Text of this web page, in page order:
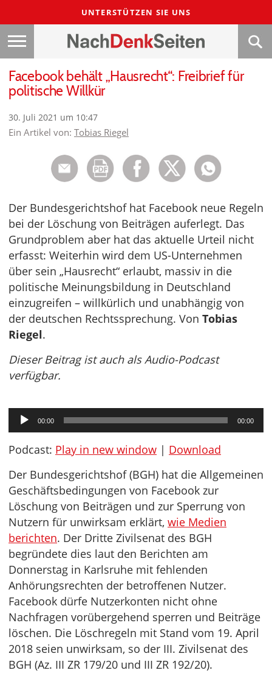
UNTERSTÜTZEN SIE UNS
Facebook behält „Hausrecht“: Freibrief für
politische Willkür
30. Juli 2021 um 10:47
Ein Artikel von: Tobias Riegel
Der Bundesgerichtshof hat Facebook neue Regeln
bei der Löschung von Beiträgen auferlegt. Das
Grundproblem aber hat das aktuelle Urteil nicht
erfasst: Weiterhin wird dem US-Unternehmen
über sein „Hausrecht“ erlaubt, massiv in die
politische Meinungsbildung in Deutschland
einzugreifen – willkürlich und unabhängig von
der deutschen Rechtssprechung. Von Tobias
Riegel.
Dieser Beitrag ist auch als Audio-Podcast
verfügbar.
Audio-
Player
00:00 00:00
Podcast: Play in new window | Download
Der Bundesgerichtshof (BGH) hat die Allgemeinen
Geschäftsbedingungen von Facebook zur
Löschung von Beiträgen und zur Sperrung von
Nutzern für unwirksam erklärt, wie Medien
berichten. Der Dritte Zivilsenat des BGH
begründete dies laut den Berichten am
Donnerstag in Karlsruhe mit fehlenden
Anhörungsrechten der betroffenen Nutzer.
Facebook dürfe Nutzerkonten nicht ohne
Nachfragen vorübergehend sperren und Beiträge
löschen. Die Löschregeln mit Stand vom 19. April
2018 seien unwirksam, so der III. Zivilsenat des
BGH (Az. III ZR 179/20 und III ZR 192/20).